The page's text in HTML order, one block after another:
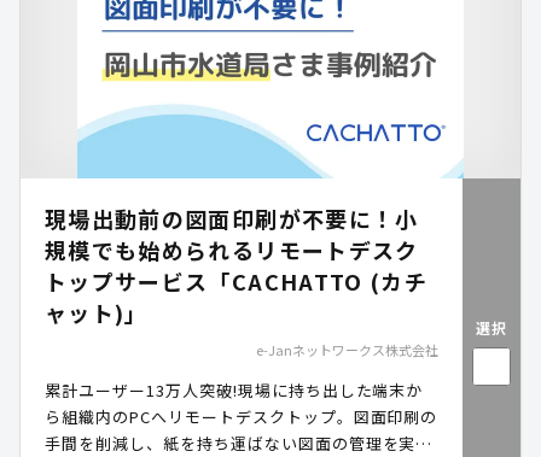
現場出動前の図面印刷が不要に！小
規模でも始められるリモートデスク
トップサービス「CACHATTO (カチ
ャット)」
e-Janネットワークス株式会社
累計ユーザー13万人突破!現場に持ち出した端末か
ら組織内のPCへリモートデスクトップ。図面印刷の
手間を削減し、紙を持ち運ばない図面の管理を実現
選択